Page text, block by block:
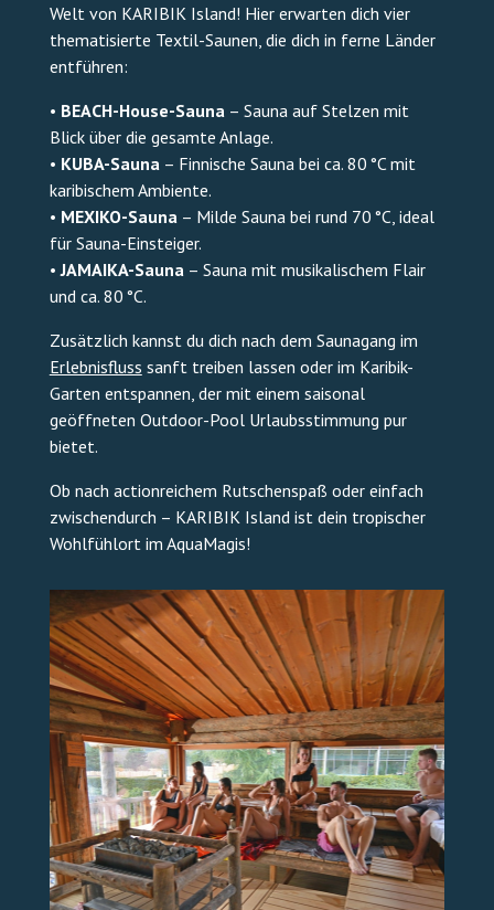
Welt von KARIBIK Island! Hier erwarten dich vier
thematisierte Textil-Saunen, die dich in ferne Länder
entführen:
• BEACH-House-Sauna– Sauna auf Stelzen mit
Blick über die gesamte Anlage.
• KUBA-Sauna– Finnische Sauna bei ca. 80 °C mit
karibischem Ambiente.
• MEXIKO-Sauna– Milde Sauna bei rund 70 °C, ideal
für Sauna-Einsteiger.
•JAMAIKA-Sauna– Sauna mit musikalischem Flair
und ca. 80 °C.
Zusätzlich kannst du dich nach dem Saunagang im
Erlebnisfluss sanft treiben lassen oder im Karibik-
Garten entspannen, der mit einem saisonal
geöffneten Outdoor-Pool Urlaubsstimmung pur
bietet.
Ob nach actionreichem Rutschenspaß oder einfach
zwischendurch – KARIBIK Island ist dein tropischer
Wohlfühlort im AquaMagis!